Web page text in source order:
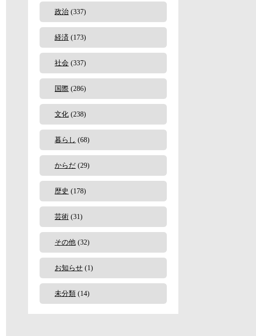
政治 (337)
経済 (173)
社会 (337)
国際 (286)
文化 (238)
暮らし (68)
からだ (29)
歴史 (178)
芸術 (31)
その他 (32)
お知らせ (1)
未分類 (14)